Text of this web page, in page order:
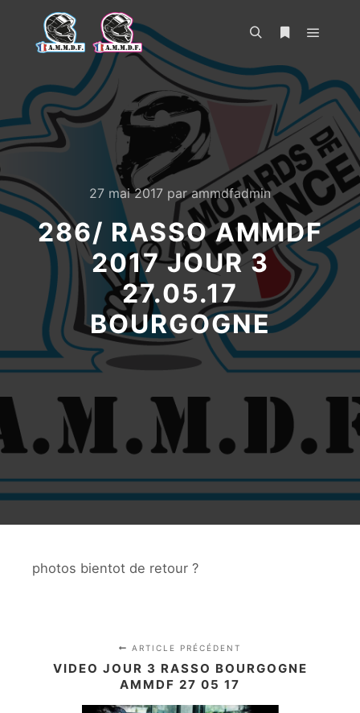
27 mai 2017 parammdfadmin
286/ RASSO AMMDF
2017 JOUR 3
27.05.17
BOURGOGNE
photos bientot de retour ?
ARTICLE PRÉCÉDENT
VIDEO JOUR 3 RASSO BOURGOGNE
AMMDF 27 05 17